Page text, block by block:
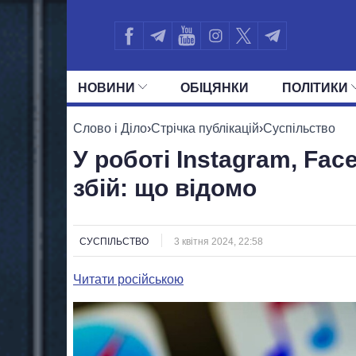
НОВИНИ ОБIЦЯНКИ ПОЛIТИКИ
УСІ ПОЛІТИКИ ПРЕЗИДЕНТ І ОФІС
Слово і Діло›Стрічка публікацій›Суспільство
У роботі Instagram,
збій: що відомо
СУСПІЛЬСТВО 3 квітня 2024, 22:58
Читати російською